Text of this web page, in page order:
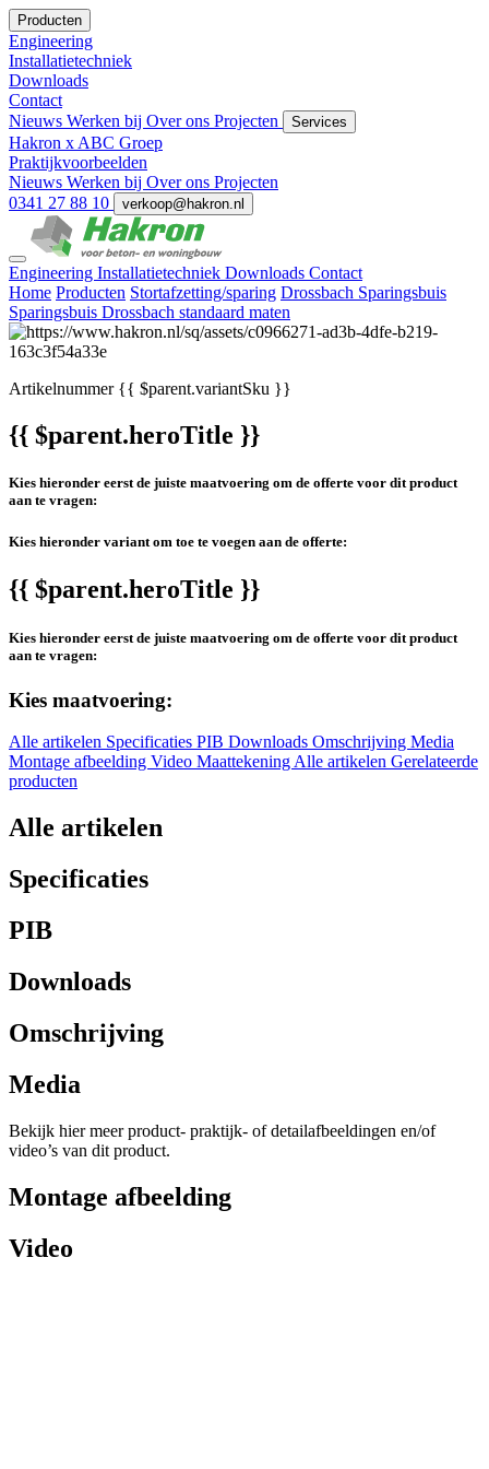
Producten
Engineering
Installatietechniek
Downloads
Contact
Nieuws Werken bij Over ons Projecten Services
Hakron x ABC Groep
Praktijkvoorbeelden
Nieuws Werken bij Over ons Projecten
0341 27 88 10
verkoop@hakron.nl
Engineering Installatietechniek Downloads Contact
Home Producten Stortafzetting/sparing Drossbach Sparingsbuis
Sparingsbuis Drossbach standaard maten
Artikelnummer{{ $parent.variantSku }}
{{ $parent.heroTitle }}
Kies hieronder eerst de juiste maatvoering om de offerte voor dit product
aan te vragen:
Kies hieronder variant om toe te voegen aan de offerte:
{{ $parent.heroTitle }}
Kies hieronder eerst de juiste maatvoering om de offerte voor dit product
aan te vragen:
Kies maatvoering:
Alle artikelen Specificaties PIB Downloads Omschrijving Media
Montage afbeelding Video MaattekeningAlle artikelen Gerelateerde
producten
Alle artikelen
Specificaties
PIB
Downloads
Omschrijving
Media
Bekijk hier meer product- praktijk- of detailafbeeldingen en/of
video’s van dit product.
Montage afbeelding
Video